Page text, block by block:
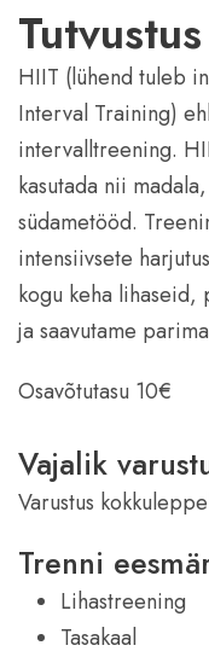
Tutvustus
HIIT (lühend tuleb
Interval Training)
intervalltreening.
kasutada nii
südametööd.
intensiivsete
kogu keha lihaseid,
ja saavutame
Osavõtutasu 10€
Vajalik
Varustus
Trenni
Lihastreening
Tasakaal